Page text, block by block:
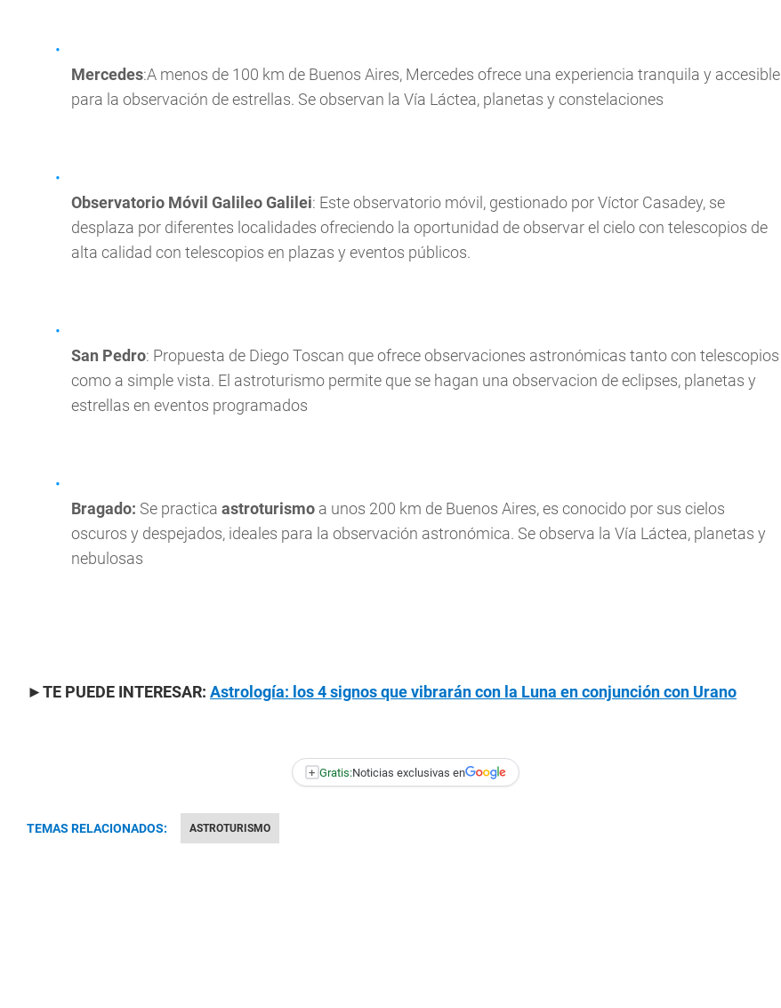
Mercedes:A menos de 100 km de Buenos Aires, Mercedes ofrece una experiencia tranquila y accesible
para la observación de estrellas. Se observan la Vía Láctea, planetas y constelaciones
Observatorio Móvil Galileo Galilei: Este observatorio móvil, gestionado por Víctor Casadey, se
desplaza por diferentes localidades ofreciendo la oportunidad de observar el cielo con telescopios de
alta calidad con telescopios en plazas y eventos públicos.
San Pedro: Propuesta de Diego Toscan que ofrece observaciones astronómicas tanto con telescopios
como a simple vista. El astroturismo permite que se hagan una observacion de eclipses, planetas y
estrellas en eventos programados
Bragado: Se practica astroturismo a unos 200 km de Buenos Aires, es conocido por sus cielos
oscuros y despejados, ideales para la observación astronómica. Se observa la Vía Láctea, planetas y
nebulosas
►TE PUEDE INTERESAR: Astrología: los 4 signos que vibrarán con la Luna en conjunción con Urano
+ Gratis:Noticias exclusivas en
TEMAS RELACIONADOS: ASTROTURISMO